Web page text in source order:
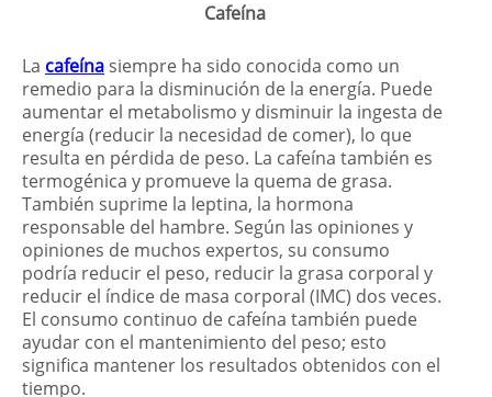
Cafeína
La cafeína siempre ha sido conocida como un
remedio para la disminución de la energía. Puede
aumentar el metabolismo y disminuir la ingesta de
energía (reducir la necesidad de comer), lo que
resulta en pérdida de peso. La cafeína también es
termogénica y promueve la quema de grasa.
También suprime la leptina, la hormona
responsable del hambre. Según las opiniones y
opiniones de muchos expertos, su consumo
podría reducir el peso, reducir la grasa corporal y
reducir el índice de masa corporal (IMC) dos veces.
El consumo continuo de cafeína también puede
ayudar con el mantenimiento del peso; esto
significa mantener los resultados obtenidos con el
tiempo.